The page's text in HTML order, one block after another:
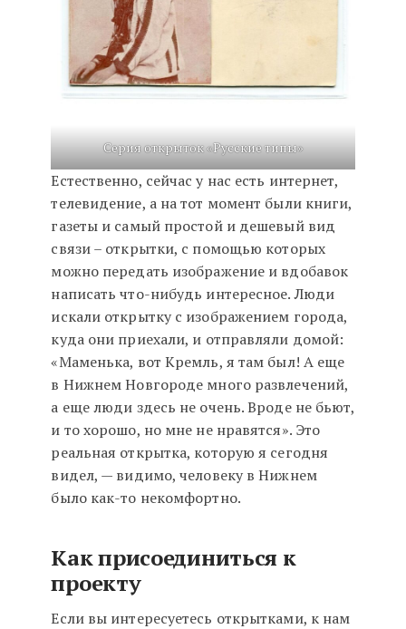
Серия открыток «Русские типы»
Естественно, сейчас у нас есть интернет,
телевидение, а на тот момент были книги,
газеты и самый простой и дешевый вид
связи – открытки, с помощью которых
можно передать изображение и вдобавок
написать что-нибудь интересное. Люди
искали открытку с изображением города,
куда они приехали, и отправляли домой:
«Маменька, вот Кремль, я там был! А еще
в Нижнем Новгороде много развлечений,
а еще люди здесь не очень. Вроде не бьют,
и то хорошо, но мне не нравятся». Это
реальная открытка, которую я сегодня
видел, — видимо, человеку в Нижнем
было как-то некомфортно.
Как присоединиться к
проекту
Если вы интересуетесь открытками, к нам